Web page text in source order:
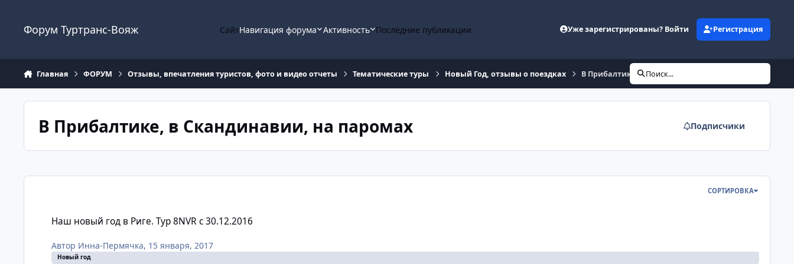
Форум Туртранс-Вояж СайтНавигация форума Активность Последние публикации Уже зарегистрированы? Войти Регистрация
Главная ФОРУМ Отзывы, впечатления туристов, фото и видео отчеты Тематические туры Новый Год, отзывы о поездках В Прибалтике, в Скандинавии, на паромах
Поиск...
В Прибалтике, в Скандинавии, на паромах Подписчики
СОРТИРОВКА
Наш новый год в Риге. Тур 8NVR с 30.12.2016
Автор Инна-Пермячка, 15 января, 2017
Новый год